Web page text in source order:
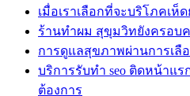
เมื่อเราเลือกที่จะบริโภคเห็
ร้านทำผม สุขุมวิทยังครอบ
การดูแลสุขภาพผ่านการเลื
บริการรับทำ seo ติดหน้าแ
ต้องการ